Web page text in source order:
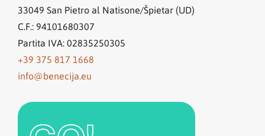
33049 San Pietro al Natisone/Špietar (UD)
C.F.: 94101680307
Partita IVA: 02835250305
+39 375 817 1668
info@benecija.eu